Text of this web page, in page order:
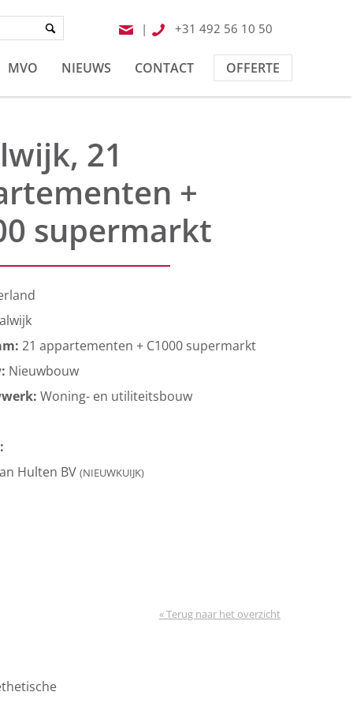
| +31 492 56 10 50
MVO NIEUWS CONTACT OFFERTE
21
+
supermarkt
21 appartementen + C1000 supermarkt
Nieuwbouw
Woning- en utiliteitsbouw
Hulten BV (NIEUWKUIJK)
« Terug naar het overzicht